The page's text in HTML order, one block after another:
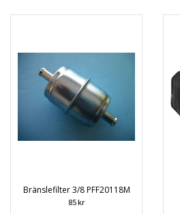
Bränslefilter 3/8 PFF20118M
85 kr